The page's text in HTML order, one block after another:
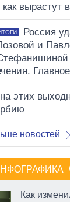
вырастут
Россия
и
этих
новостей
Как